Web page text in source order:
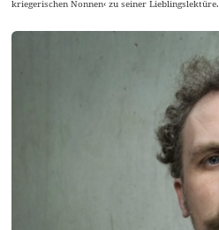
kriegerischen Nonnen‹ zu seiner Lieblingslektüre.